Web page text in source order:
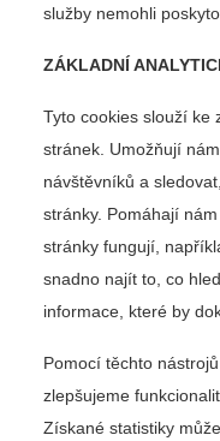
služby nemohli
ZÁKLADNÍ
Tyto cookies slouží ke
stránek. Umožňují
návštěvníků a
stránky. Pomáhají
stránky fungují,
snadno najít to, co
informace, které by
Pomocí těchto
zlepšujeme
Získané statistiky